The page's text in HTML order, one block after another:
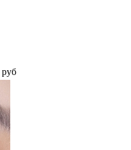
руб